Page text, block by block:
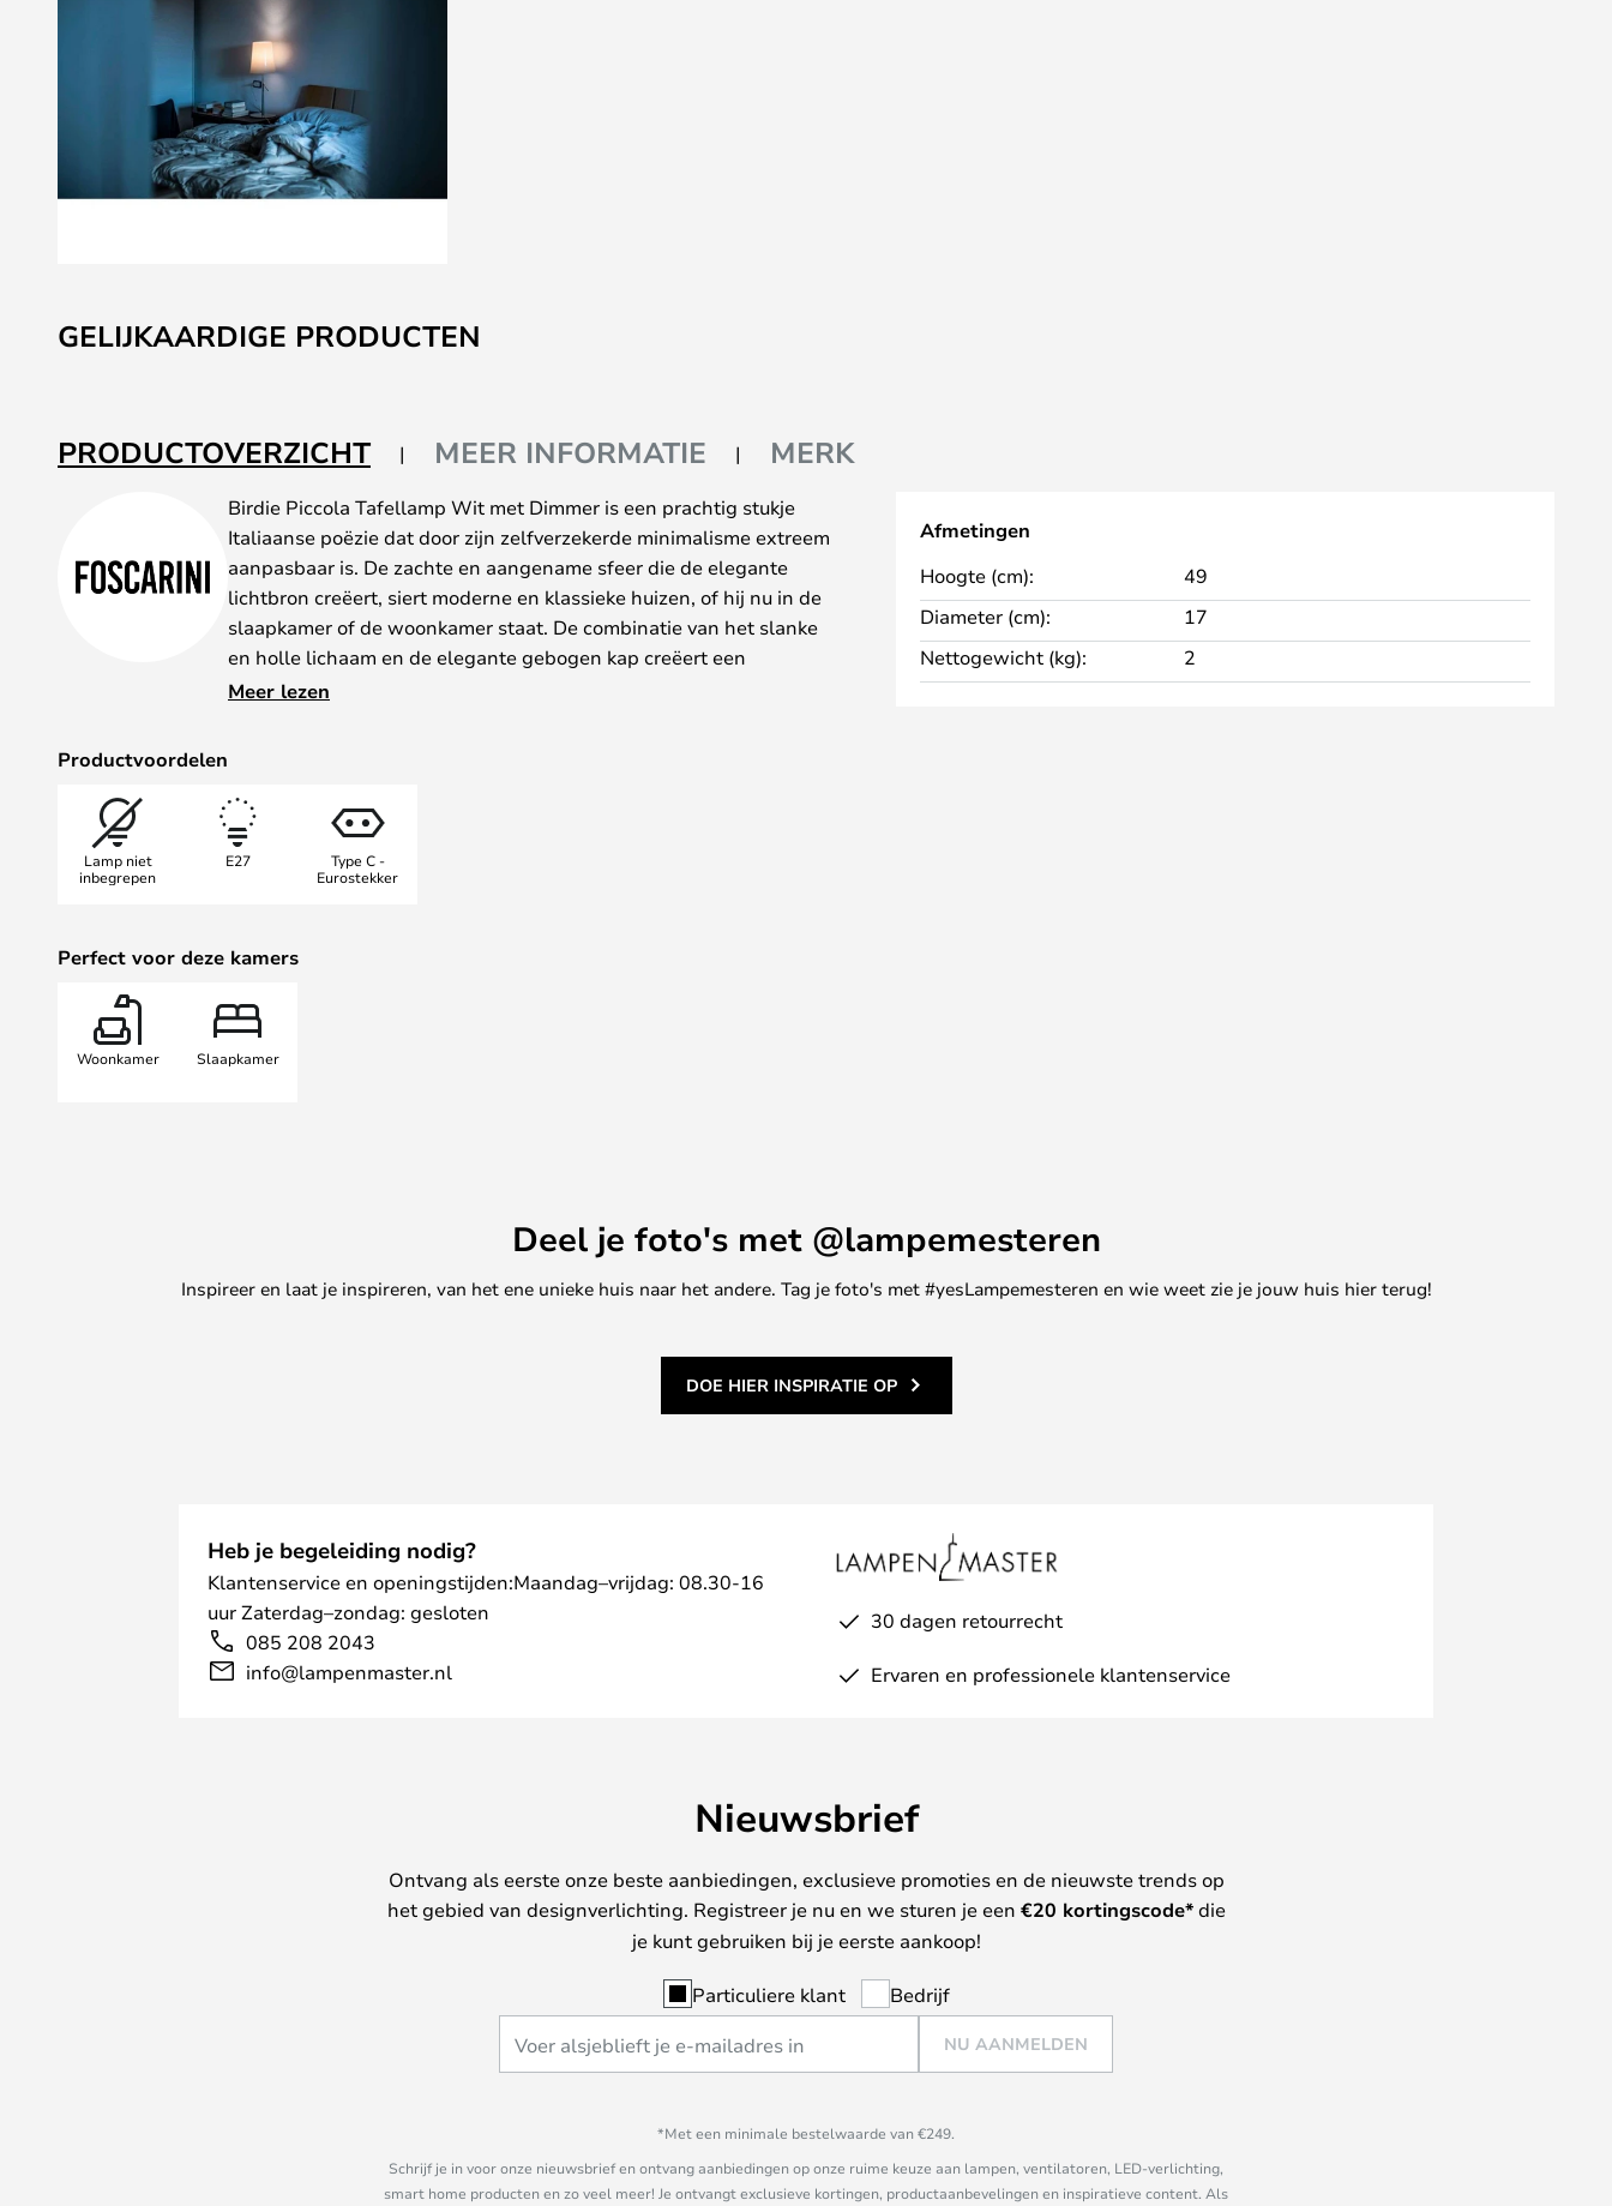
naar
het
de
afbeeldingen-
GELIJKAARDIGE PRODUCTEN
PRODUCTOVERZICHT MEER INFORMATIE MERK
Birdie Piccola Tafellamp Wit met Dimmer is een prachtig stukje
Italiaanse poëzie dat door zijn zelfverzekerde minimalisme extreem
aanpasbaar is. De zachte en aangename sfeer die de elegante
lichtbron creëert, siert moderne en klassieke huizen, of hij nu in de
slaapkamer of de woonkamer staat. De combinatie van het slanke
en holle lichaam en de elegante gebogen kap creëert een
harmonieuze expressie die van de lamp zowel een kunstwerk als
stijlicoon gecreëerd. Met zijn vele verschillende varianten, maten
en kleuren is Birdie ongelooflijk veelzijdig en zal hij een sterk
vleugje Italiaanse gratie en stijl toevoegen aan het huis van de
Meer lezen
Productvoordelen
Lamp niet
inbegrepen
E27
Type C -
Eurostekker
Perfect voor deze kamers
Woonkamer Slaapkamer
Afmetingen
Hoogte (cm):
49
Diameter (cm):
17
Nettogewicht (kg):
2
Deel je foto's met @lampemesteren
Inspireer en laat je inspireren, van het ene unieke huis naar het andere. Tag je foto's met #yesLampemesteren en wie weet zie je jouw huis hier terug!
DOE HIER INSPIRATIE OP
Heb je begeleiding nodig?
Klantenservice en openingstijden:Maandag–vrijdag: 08.30-16
uur Zaterdag–zondag: gesloten
085 208 2043
info@lampenmaster.nl
30 dagen retourrecht
Ervaren en professionele klantenservice
Nieuwsbrief
Ontvang als eerste onze beste aanbiedingen, exclusieve promoties en de nieuwste trends op
het gebied van designverlichting. Registreer je nu en we sturen je een €20 kortingscode*die
je kunt gebruiken bij je eerste aankoop!
Particuliere klant Bedrijf
NU AANMELDEN
*Met een minimale bestelwaarde van €249.
Schrijf je in voor onze nieuwsbrief en ontvang aanbiedingen op onze ruime keuze aan lampen, ventilatoren, LED-verlichting,
smart home producten en zo veel meer! Je ontvangt exclusieve kortingen, productaanbevelingen en inspiratieve content. Als